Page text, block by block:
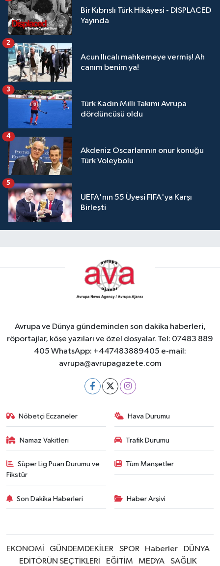
Bir Kıbrıslı Türk Hikâyesi - DISPLACED
Yayında
Acun Ilıcalı mahkemeye vermiş! Ah
canım benim ya!
2
Türk Kadın Milli Takımı Avrupa
dördüncüsü oldu
3
Akdeniz Oscarlarının onur konuğu
Türk Voleybolu
4
UEFA'nın 55 Üyesi FIFA'ya Karşı
Birleşti
5
Avrupa ve Dünya gündeminden son dakika haberleri,
röportajlar, köşe yazıları ve özel dosyalar. Tel: 07483 889
405 WhatsApp: +447483889405 e-mail:
avrupa@avrupagazete.com
Nöbetçi Eczaneler Hava Durumu
Namaz Vakitleri Trafik Durumu
Süper Lig Puan Durumu ve
Fikstür
Tüm Manşetler
Son Dakika Haberleri Haber Arşivi
EKONOMİ GÜNDEMDEKİLER SPOR Haberler
DÜNYA
EDİTÖRÜN SEÇTİKLERİ
EĞİTİM MEDYA SAĞLIK